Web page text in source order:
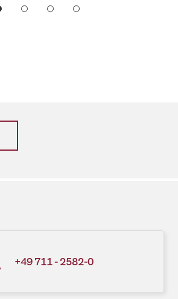
+49 711 - 2582-0